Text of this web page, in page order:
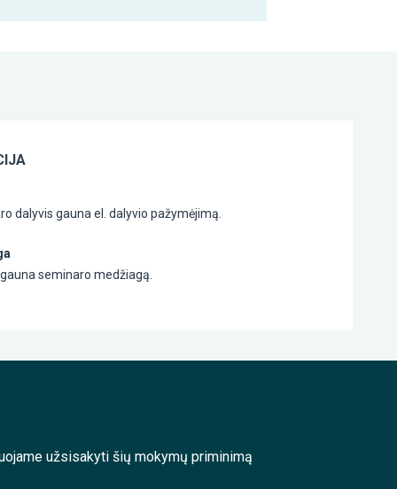
dalyvis gauna el. dalyvio pažymėjimą.
seminaro medžiagą.
užsisakyti šių mokymų priminimą